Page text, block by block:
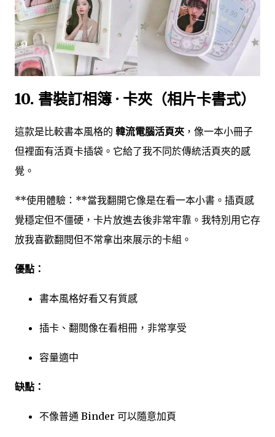
10. 書裝訂相簿 · 卡夾（相片卡書式）
這款是比較書本風格的 韓流電腦活頁夾 ，像一本小冊子
但裡面有活頁卡插袋。它給了我不同於傳統活頁夾的感
覺。
**使用體驗：**當我翻開它像是在看一本小書。插頁感
覺穩定但不僵硬，卡片放進去後非常牢靠。我特別用它存
放我喜歡翻閱但不常拿出來展示的卡組。
優點：
書本風格好看又有質感
插卡、翻閱像在看相冊，非常享受
容量適中
缺點：
不像普通 Binder 可以隨意加頁